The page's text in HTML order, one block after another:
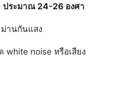
ประมาณ 24-26 องศา
านกันแสง
white noise หรือเสียง